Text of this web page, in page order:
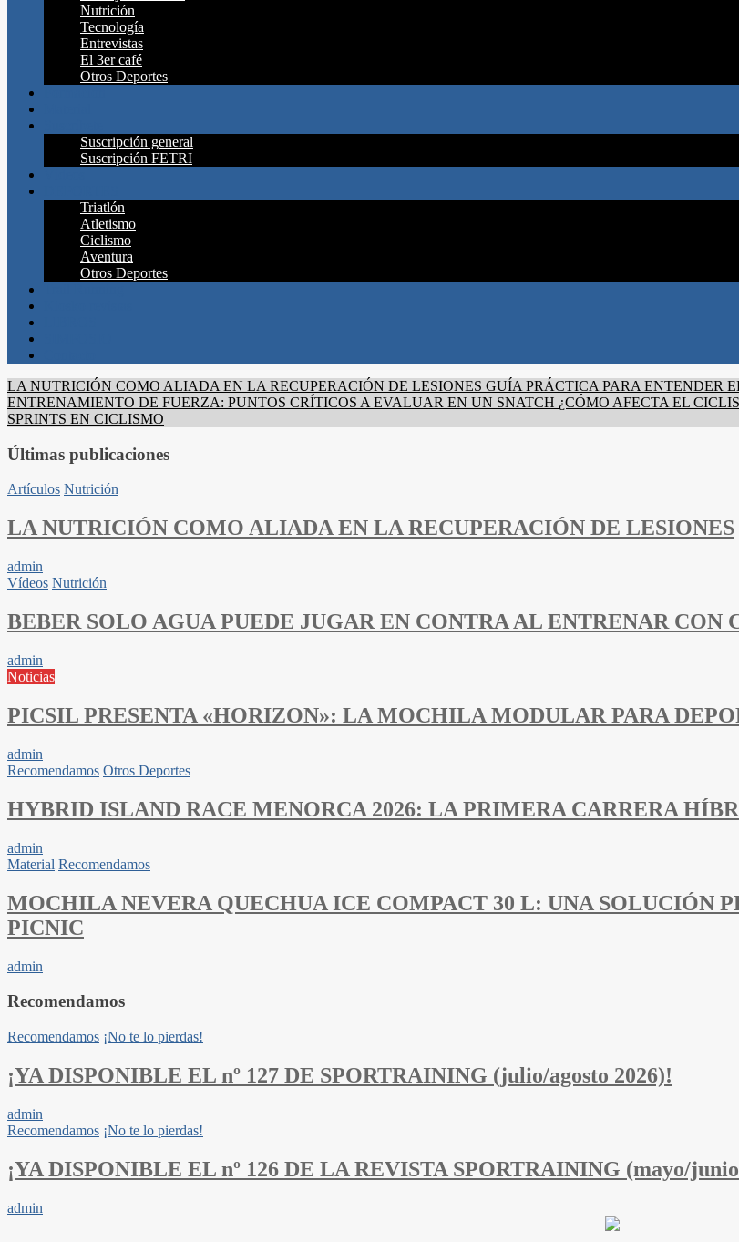
Nutrición
Tecnología
Entrevistas
El 3er café
Otros Deportes
Suscripción general
Suscripción FETRI
Triatlón
Atletismo
Ciclismo
Aventura
Otros Deportes
LA NUTRICIÓN COMO ALIADA EN LA RECUPERACIÓN DE LESIONES GUÍA PRÁCTICA PARA ENTENDER
ENTRENAMIENTO DE FUERZA: PUNTOS CRÍTICOS A EVALUAR EN UN SNATCH ¿CÓMO AFECTA EL
SPRINTS EN CICLISMO
Últimas publicaciones
Artículos Nutrición
LA NUTRICIÓN COMO ALIADA EN LA RECUPERACIÓN DE LESIONES
admin
Vídeos Nutrición
BEBER SOLO AGUA PUEDE JUGAR EN CONTRA AL ENTRENAR CON
admin
Noticias
PICSIL PRESENTA «HORIZON»: LA MOCHILA MODULAR PARA
admin
Recomendamos Otros Deportes
HYBRID ISLAND RACE MENORCA 2026: LA PRIMERA CARRERA
admin
Material Recomendamos
MOCHILA NEVERA QUECHUA ICE COMPACT 30 L: UNA SOLUCIÓN
PICNIC
admin
Recomendamos
Recomendamos ¡No te lo pierdas!
¡YA DISPONIBLE EL nº 127 DE SPORTRAINING (julio/agosto 2026)!
admin
Recomendamos ¡No te lo pierdas!
¡YA DISPONIBLE EL nº 126 DE LA REVISTA SPORTRAINING (mayo/
admin